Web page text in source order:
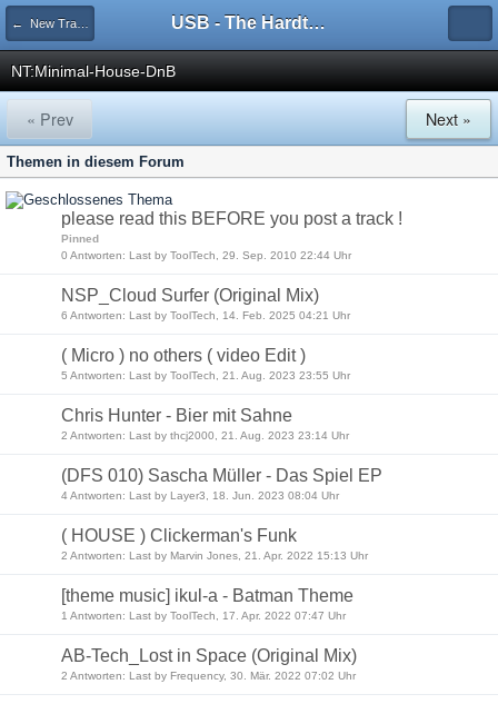
← New Tracks USB - The Hardtechno Family
NT:Minimal-House-DnB
« Prev Next »
Themen in diesem Forum
please read this BEFORE you post a track !
Pinned
0 Antworten: Last by ToolTech, 29. Sep. 2010 22:44 Uhr
NSP_Cloud Surfer (Original Mix)
6 Antworten: Last by ToolTech, 14. Feb. 2025 04:21 Uhr
( Micro ) no others ( video Edit )
5 Antworten: Last by ToolTech, 21. Aug. 2023 23:55 Uhr
Chris Hunter - Bier mit Sahne
2 Antworten: Last by thcj2000, 21. Aug. 2023 23:14 Uhr
(DFS 010) Sascha Müller - Das Spiel EP
4 Antworten: Last by Layer3, 18. Jun. 2023 08:04 Uhr
( HOUSE ) Clickerman's Funk
2 Antworten: Last by Marvin Jones, 21. Apr. 2022 15:13 Uhr
[theme music] ikul-a - Batman Theme
1 Antworten: Last by ToolTech, 17. Apr. 2022 07:47 Uhr
AB-Tech_Lost in Space (Original Mix)
2 Antworten: Last by Frequency, 30. Mär. 2022 07:02 Uhr